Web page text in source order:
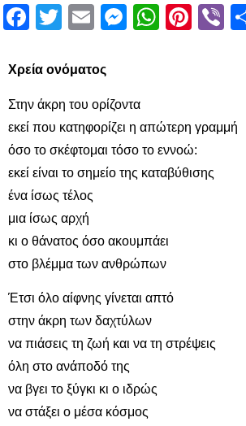
Facebook
Twitter
Email
Χρεία ονόματος
Στην άκρη του ορίζοντα
εκεί που κατηφορίζει η απώτερη γραμμή
όσο το σκέφτομαι τόσο το εννοώ:
εκεί είναι το σημείο της καταβύθισης
ένα ίσως τέλος
μια ίσως αρχή
κι ο θάνατος όσο ακουμπάει
στο βλέμμα των ανθρώπων
Έτσι όλο αίφνης γίνεται απτό
στην άκρη των δαχτύλων
να πιάσεις τη ζωή και να τη στρέψεις
όλη στο ανάποδό της
να βγει το ξύγκι κι ο ιδρώς
να στάξει ο μέσα κόσμος